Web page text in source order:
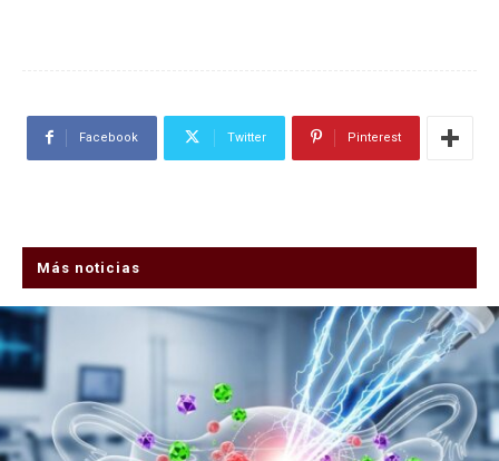
Facebook Twitter Pinterest
Más noticias